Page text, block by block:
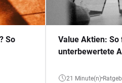
So
Value Aktien: So
unterbewertete
21 Minute(n)